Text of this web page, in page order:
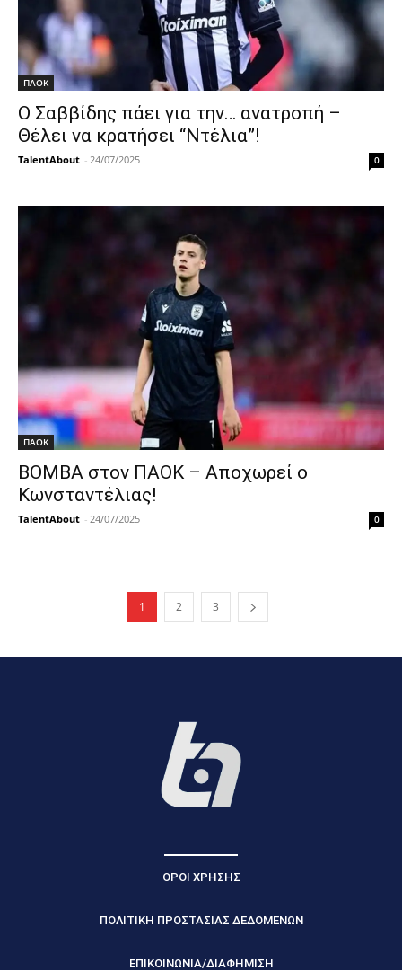
ΠΑΟΚ
Ο Σαββίδης πάει για την… ανατροπή –
Θέλει να κρατήσει “Ντέλια”!
TalentAbout - 24/07/2025 0
ΠΑΟΚ
ΒΟΜΒΑ στον ΠΑΟΚ – Αποχωρεί ο
Κωνσταντέλιας!
TalentAbout - 24/07/2025 0
1 2 3
ΟΡΟΙ ΧΡΗΣΗΣ
ΠΟΛΙΤΙΚΗ ΠΡΟΣΤΑΣΙΑΣ ΔΕΔΟΜΕΝΩΝ
ΕΠΙΚΟΙΝΩΝΙΑ/ΔΙΑΦΗΜΙΣΗ